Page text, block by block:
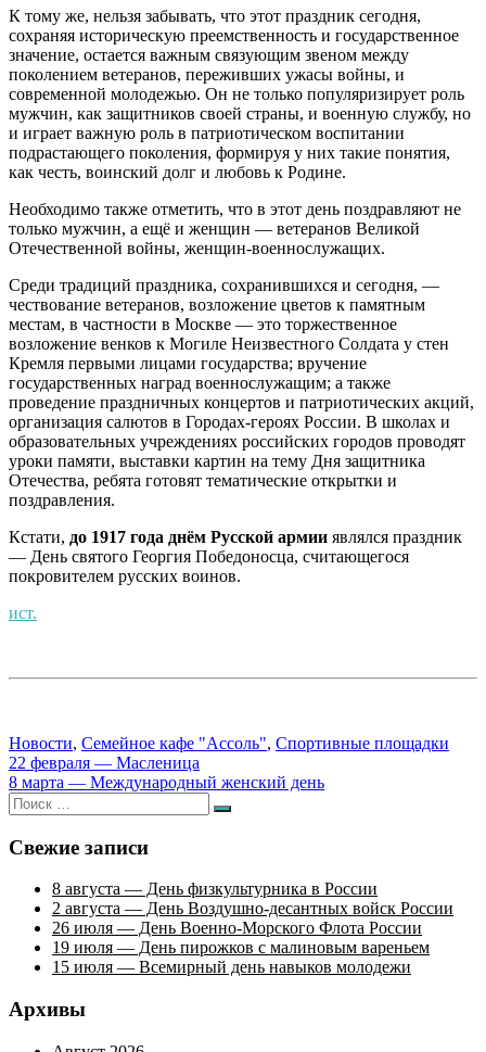
К тому же, нельзя забывать, что этот праздник сегодня,
сохраняя историческую преемственность и государственное
значение, остается важным связующим звеном между
поколением ветеранов, переживших ужасы войны, и
современной молодежью. Он не только популяризирует роль
мужчин, как защитников своей страны, и военную службу, но
и играет важную роль в патриотическом воспитании
подрастающего поколения, формируя у них такие понятия,
как честь, воинский долг и любовь к Родине.
Необходимо также отметить, что в этот день поздравляют не
только мужчин, а ещё и женщин — ветеранов Великой
Отечественной войны, женщин-военнослужащих.
Среди традиций праздника, сохранившихся и сегодня, —
чествование ветеранов, возложение цветов к памятным
местам, в частности в Москве — это торжественное
возложение венков к Могиле Неизвестного Солдата у стен
Кремля первыми лицами государства; вручение
государственных наград военнослужащим; а также
проведение праздничных концертов и патриотических акций,
организация салютов в Городах-героях России. В школах и
образовательных учреждениях российских городов проводят
уроки памяти, выставки картин на тему Дня защитника
Отечества, ребята готовят тематические открытки и
поздравления.
Кстати, до 1917 года днём Русской армии являлся праздник
— День святого Георгия Победоносца, считающегося
покровителем русских воинов.
ист.
Новости, Семейное кафе "Ассоль", Спортивные площадки
Навигация
по
записям
22 февраля — Масленица
8 марта — Международный женский день
Искать:
Поиск
Свежие записи
8 августа — День физкультурника в России
2 августа — День Воздушно-десантных войск России
26 июля — День Военно-Морского Флота России
19 июля — День пирожков с малиновым вареньем
15 июля — Всемирный день навыков молодежи
Архивы